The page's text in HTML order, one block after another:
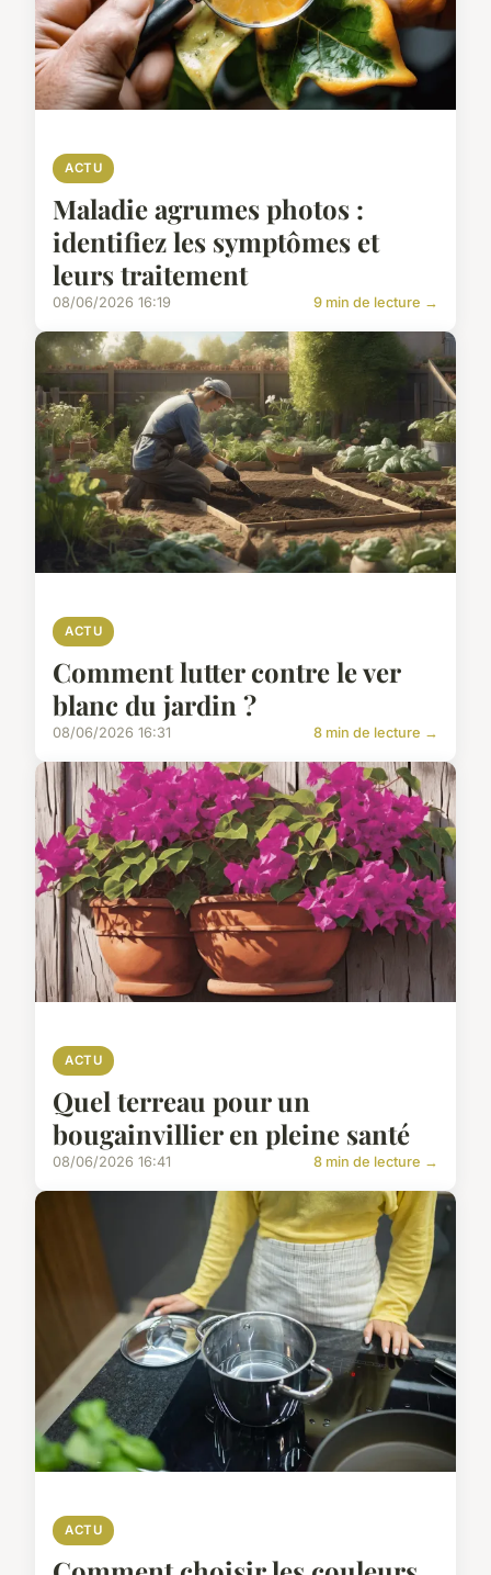
ACTU
Maladie agrumes photos :
identifiez les symptômes et
leurs traitement
08/06/2026 16:19 9 min de lecture →
ACTU
Comment lutter contre le ver
blanc du jardin ?
08/06/2026 16:31 8 min de lecture →
ACTU
Quel terreau pour un
bougainvillier en pleine santé
08/06/2026 16:41 8 min de lecture →
ACTU